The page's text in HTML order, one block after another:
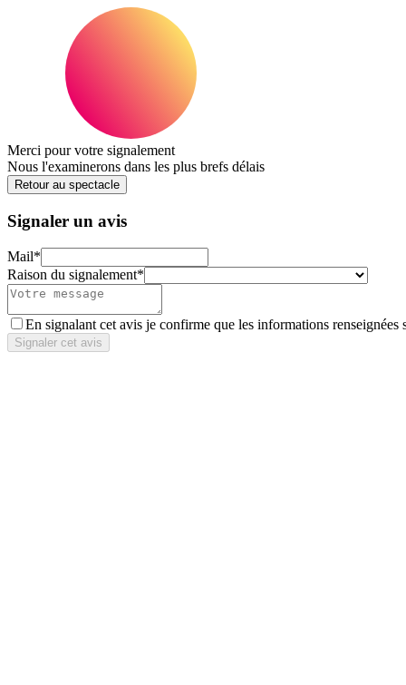
Merci pour votre signalement
Nous l'examinerons dans les plus brefs délais
Retour au spectacle
Signaler un avis
Mail*
Raison du signalement*
En signalant cet avis je confirme que les informations renseignées
Signaler cet avis